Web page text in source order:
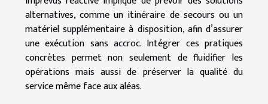
alternatives, comme un itinéraire de secours ou un
matériel supplémentaire à disposition, afin d’assurer
une exécution sans accroc. Intégrer ces pratiques
concrètes permet non seulement de fluidifier les
opérations mais aussi de préserver la qualité du
service même face aux aléas.